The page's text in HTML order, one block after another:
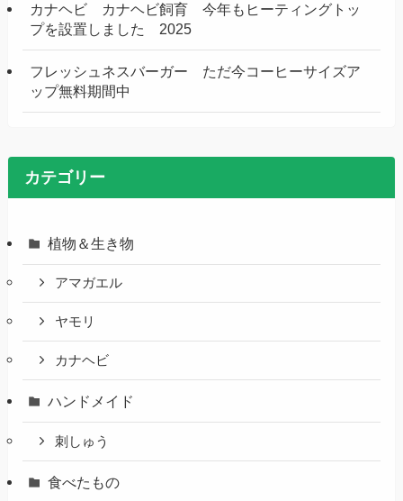
カナヘビ カナヘビ飼育 今年もヒーティングトッ
プを設置しました 2025
フレッシュネスバーガー ただ今コーヒーサイズア
ップ無料期間中
カテゴリー
植物＆生き物
アマガエル
ヤモリ
カナヘビ
ハンドメイド
刺しゅう
食べたもの